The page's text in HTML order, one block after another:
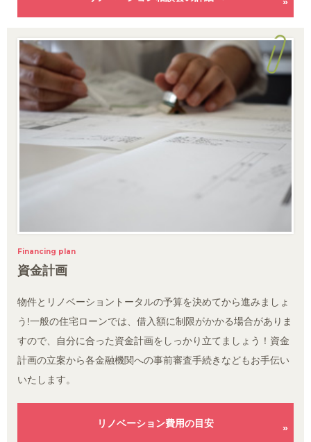
Financing plan
資金計画
物件とリノベーショントータルの予算を決めてから進みましょ
う!一般の住宅ローンでは、借入額に制限がかかる場合がありま
すので、自分に合った資金計画をしっかり立てましょう！資金
計画の立案から各金融機関への事前審査手続きなどもお手伝い
いたします。
リノベーション費用の目安